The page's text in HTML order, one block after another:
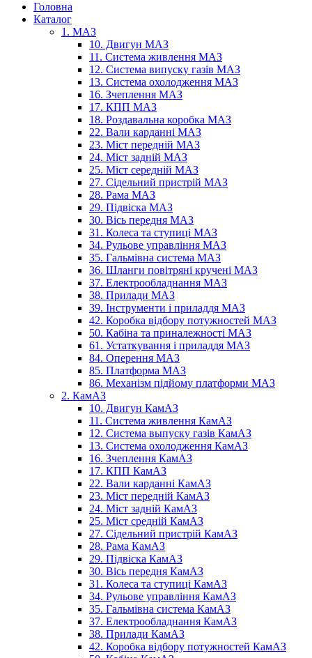
Головна
Каталог
1. МАЗ
10. Двигун МАЗ
11. Система живлення МАЗ
12. Система випуску газів МАЗ
13. Система охолодження МАЗ
16. Зчеплення МАЗ
17. КПП МАЗ
18. Роздавальна коробка МАЗ
22. Вали карданні МАЗ
23. Міст передній МАЗ
24. Міст задній МАЗ
25. Міст середній МАЗ
27. Сідельний пристрій МАЗ
28. Рама МАЗ
29. Підвіска МАЗ
30. Вісь передня МАЗ
31. Колеса та ступиці МАЗ
34. Рульове управління МАЗ
35. Гальмівна система МАЗ
36. Шланги повітряні кручені МАЗ
37. Електрообладнання МАЗ
38. Прилади МАЗ
39. Інструменти і приладдя МАЗ
42. Коробка відбору потужностей МАЗ
50. Кабіна та приналежності МАЗ
61. Устаткування і приладдя МАЗ
84. Оперення МАЗ
85. Платформа МАЗ
86. Механізм підйому платформи МАЗ
2. КамАЗ
10. Двигун КамАЗ
11. Система живлення КамАЗ
12. Система выпуску газів КамАЗ
13. Система охолодження КамАЗ
16. Зчеплення КамАЗ
17. КПП КамАЗ
22. Вали карданні КамАЗ
23. Міст передній КамАЗ
24. Міст задній КамАЗ
25. Міст средній КамАЗ
27. Сідельний пристрій КамАЗ
28. Рама КамАЗ
29. Підвіска КамАЗ
30. Вісь передня КамАЗ
31. Колеса та ступиці КамАЗ
34. Рульове управління КамАЗ
35. Гальмівна система КамАЗ
37. Електрообладнання КамАЗ
38. Прилади КамАЗ
42. Коробка відбору потужностей КамАЗ